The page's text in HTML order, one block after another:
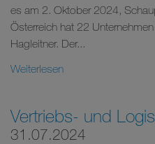
es am 2. Oktober 2024,
Österreich hat 22
Hagleitner. Der...
Weiterlesen
Vertriebs- und
31.07.2024